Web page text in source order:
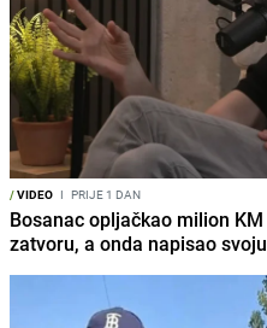
/VIDEO I PRIJE 1 DAN
Bosanac opljačkao milion
zatvoru, a onda napisao